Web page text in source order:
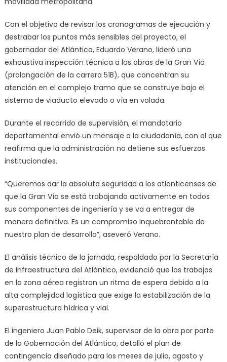
Con el objetivo de revisar los cronogramas de ejecución y
destrabar los puntos más sensibles del proyecto, el
gobernador del Atlántico, Eduardo Verano, lideró una
exhaustiva inspección técnica a las obras de la Gran Vía
(prolongación de la carrera 51B), que concentran su
atención en el complejo tramo que se construye bajo el
sistema de viaducto elevado o vía en volada.
Durante el recorrido de supervisión, el mandatario
departamental envió un mensaje a la ciudadanía, con el que
reafirma que la administración no detiene sus esfuerzos
institucionales.
“Queremos dar la absoluta seguridad a los atlanticenses de
que la Gran Vía se está trabajando activamente en todos
sus componentes de ingeniería y se va a entregar de
manera definitiva. Es un compromiso inquebrantable de
nuestro plan de desarrollo”, aseveró Verano.
El análisis técnico de la jornada, respaldado por la Secretaría
de Infraestructura del Atlántico, evidenció que los trabajos
en la zona aérea registran un ritmo de espera debido a la
alta complejidad logística que exige la estabilización de la
superestructura hídrica y vial.
El ingeniero Juan Pablo Deik, supervisor de la obra por parte
de la Gobernación del Atlántico, detalló el plan de
contingencia diseñado para los meses de julio, agosto y